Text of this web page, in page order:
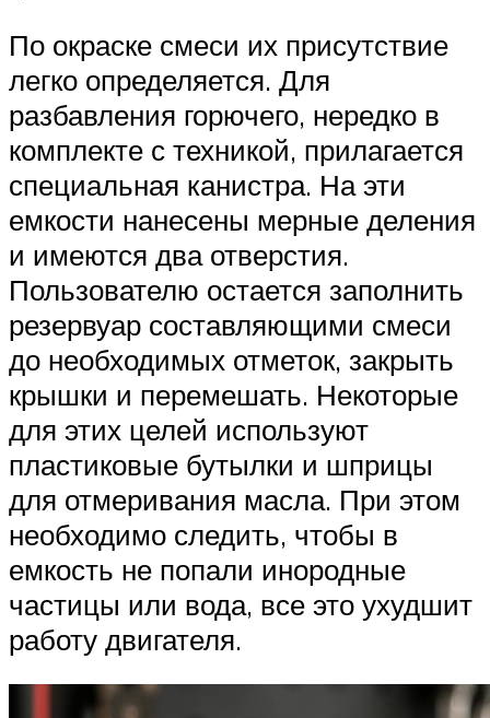
По окраске смеси их присутствие
легко определяется. Для
разбавления горючего, нередко в
комплекте с техникой, прилагается
специальная канистра. На эти
емкости нанесены мерные деления
и имеются два отверстия.
Пользователю остается заполнить
резервуар составляющими смеси
до необходимых отметок, закрыть
крышки и перемешать. Некоторые
для этих целей используют
пластиковые бутылки и шприцы
для отмеривания масла. При этом
необходимо следить, чтобы в
емкость не попали инородные
частицы или вода, все это ухудшит
работу двигателя.